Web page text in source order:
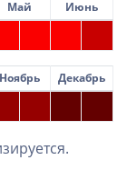
Май Июнь
Ноябрь Декабрь